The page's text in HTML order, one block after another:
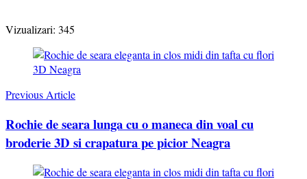
Vizualizari: 345
Post
Navigation
Previous Article
Rochie de seara lunga cu o maneca din voal cu
broderie 3D si crapatura pe picior Neagra